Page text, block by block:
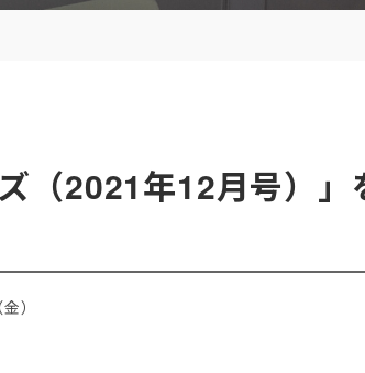
ズ（2021年12月号）
）